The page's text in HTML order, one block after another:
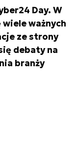
Day. W
ważnych
ze strony
debaty na
branży